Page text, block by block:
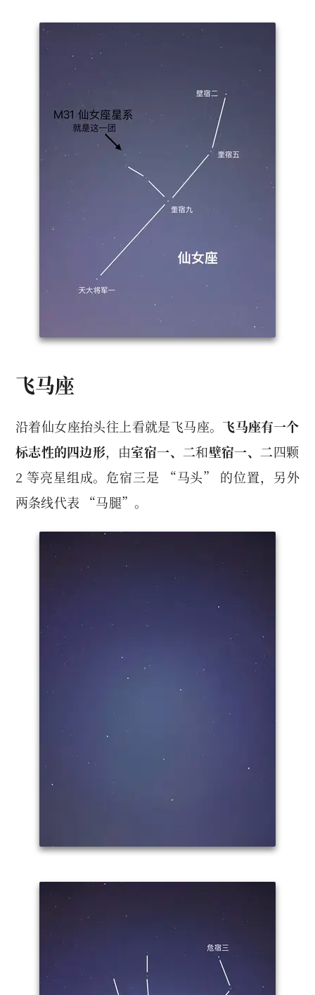
飞马座
沿着仙女座抬头往上看就是飞马座。 飞马座有一个
标志性的四边形，由室宿一、二和壁宿一、二四颗
2 等亮星组成。危宿三是 “马头” 的位置，另外
两条线代表 “马腿”。